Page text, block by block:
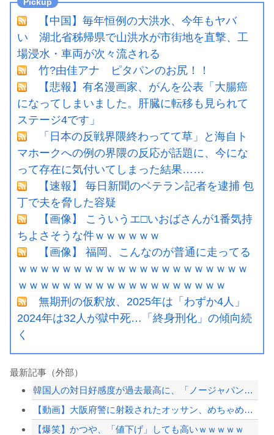
【中国】毎年恒例の大洪水、今年もヤバ
い 湖北省秭帰県で山洪水が市街地を直撃、工
場浸水・車両が次々流される
竹?由佳アナ ピタパンのお尻！！
【悲報】有名漫画家、がんを公表「大腸癌
になってしまいました。肝臓に転移も見られて
ステージ4です」
「日本の反戦界隈終わってて草」と海自ト
マホークへの例の界隈の反応が話題に、今にな
って存在に気付いてしまった結果……
【速報】 毎日新聞のベテラン記者を逮捕 包
丁で夫を脅した容疑
【画像】 こういうエ□いおばさんが1番気持
ちよさそうな件ｗｗｗｗｗｗ
【画像】 福岡、こんなのが普通に走ってる
ｗｗｗｗｗｗｗｗｗｗｗｗｗｗｗｗｗｗｗｗｗ
ｗｗｗｗｗｗｗｗｗｗｗｗｗｗｗｗｗｗｗ
無期刑の仮釈放、2025年は「わずか4人」
2024年は32人が獄中死…「終身刑化」の傾向続
く
最新記事（外部）
韓国人の対日好感度が過去最高に、「ノージャパン」は終わった？＝ネット「中国より1...
【動画】大阪府警に射殺されたオッサン、めちゃめちゃ苦しそうに死ぬ
【爆笑】かつや、「値下げ」しても高いｗｗｗｗｗ